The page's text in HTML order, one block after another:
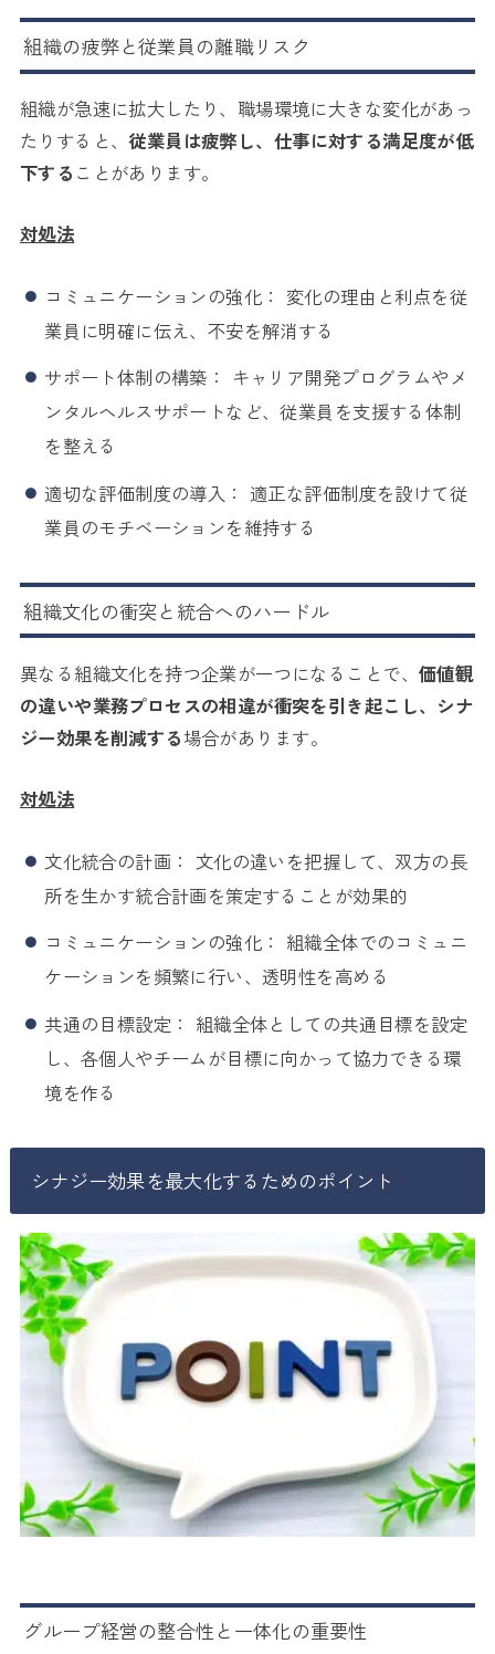
組織の疲弊と従業員の離職リスク
組織が急速に拡大したり、職場環境に大きな変化があっ
たりすると、従業員は疲弊し、仕事に対する満足度が低
下する ことがあります。
対処法
コミュニケーションの強化： 変化の理由と利点を従
業員に明確に伝え、不安を解消する
サポート体制の構築： キャリア開発プログラムやメ
ンタルヘルスサポートなど、従業員を支援する体制
を整える
適切な評価制度の導入： 適正な評価制度を設けて従
業員のモチベーションを維持する
組織文化の衝突と統合へのハードル
異なる組織文化を持つ企業が一つになることで、 価値観
の違いや業務プロセスの相違が衝突を引き起こし、シナ
ジー効果を削減する場合があります。
対処法
文化統合の計画： 文化の違いを把握して、双方の長
所を生かす統合計画を策定することが効果的
コミュニケーションの強化： 組織全体でのコミュニ
ケーションを頻繁に行い、透明性を高める
共通の目標設定： 組織全体としての共通目標を設定
し、各個人やチームが目標に向かって協力できる環
境を作る
シナジー効果を最大化するためのポイント
グループ経営の整合性と一体化の重要性